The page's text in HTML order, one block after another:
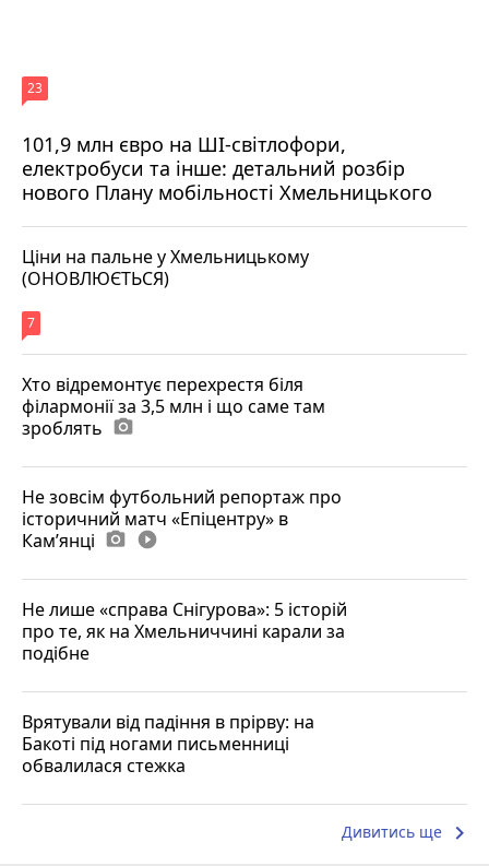
101,9 млн євро на ШІ-світлофори,
електробуси та інше: детальний розбір
нового Плану мобільності Хмельницького
23
Ціни на пальне у Хмельницькому
(ОНОВЛЮЄТЬСЯ)
7
Хто відремонтує перехрестя біля
філармонії за 3,5 млн і що саме там
зроблять photo_camera
Не зовсім футбольний репортаж про
історичний матч «Епіцентру» в
Камʼянці photo_camera play_circle_filled
Не лише «справа Снігурова»: 5 історій
про те, як на Хмельниччині карали за
подібне
Врятували від падіння в прірву: на
Бакоті під ногами письменниці
обвалилася стежка
Дивитись ще keyboard_arrow_right